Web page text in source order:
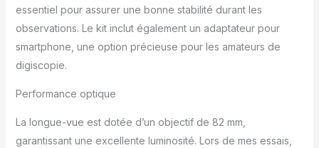
terrestre Endeavor HD
82A avec housse et
pare-soleil. Trépied Veo
3GO 265HAP. Adaptateur
essentiel pour assurer une bonne stabilité durant les
observations. Le kit inclut également un adaptateur pour
smartphone, une option précieuse pour les amateurs de
digiscopie.
Performance optique
La longue-vue est dotée d’un objectif de 82 mm,
garantissant une excellente luminosité. Lors de mes essais,